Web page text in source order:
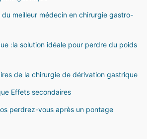
du meilleur médecin en chirurgie gastro-
:la solution idéale pour perdre du poids
de la chirurgie de dérivation gastrique
Effets secondaires
perdrez-vous après un pontage